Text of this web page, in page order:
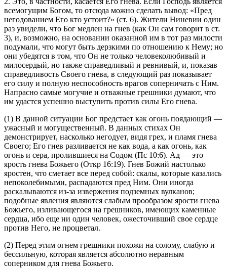
всемогущим Богом, то отсюда можно сделать вывод: «Пред
негодованием Его кто устоит?» (ст. 6). Жители Ниневии один
раз увидели, что Бог медлен на гнев (как Он сам говорит в ст.
3), и, возможно, на основании оказанной им в тот раз милости
подумали, что могут быть дерзкими по отношению к Нему; но
они убедятся в том, что Он не только человеколюбивый и
милосердый, но также справедливый и ревнивый, и, показав
справедливость Своего гнева, в следующий раз показывает
его силу и полную неспособность врагов соперничать с Ним.
Напрасно самые могучие и отважные грешники думают, что
им удастся успешно выступить против силы Его гнева.
(1) В данной ситуации Бог предстает как огонь поядающий —
ужасный и могущественный. В данных стихах Он
демонстрирует, насколько негодует, видя грех, и пламя гнева
Своего; Его гнев разливается не как вода, а как огонь, как
огонь и сера, пролившиеся на Содом (Пс 10:6). Ад — это
ярость гнева Божьего (Откр 16:19). Гнев Божий настолько
яростен, что сметает все перед собой: скалы, которые казались
непоколебимыми, распадаются пред Ним. Они иногда
раскалываются из-за извержения подземных вулканов;
подобные явления являются слабым прообразом ярости гнева
Божьего, изливающегося на грешников, имеющих каменные
сердца, ибо еще ни один человек, ожесточивший свое сердце
против Него, не процветал.
(2) Перед этим огнем грешники похожи на солому, слабую и
бессильную, которая является абсолютно неравным
соперником для гнева Божьего.